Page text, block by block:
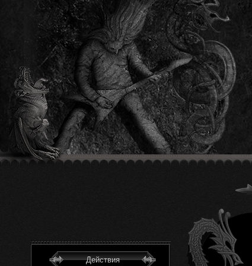
Действия